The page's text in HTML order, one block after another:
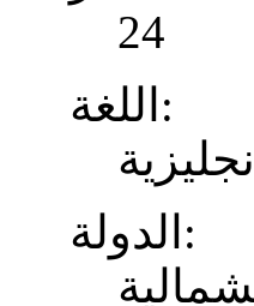
24
اللغة:
إنجليزية
الدولة: